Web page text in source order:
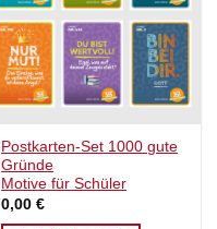
Postkarten-Set 1000 gute
Gründe
Motive für Schüler
0,00€